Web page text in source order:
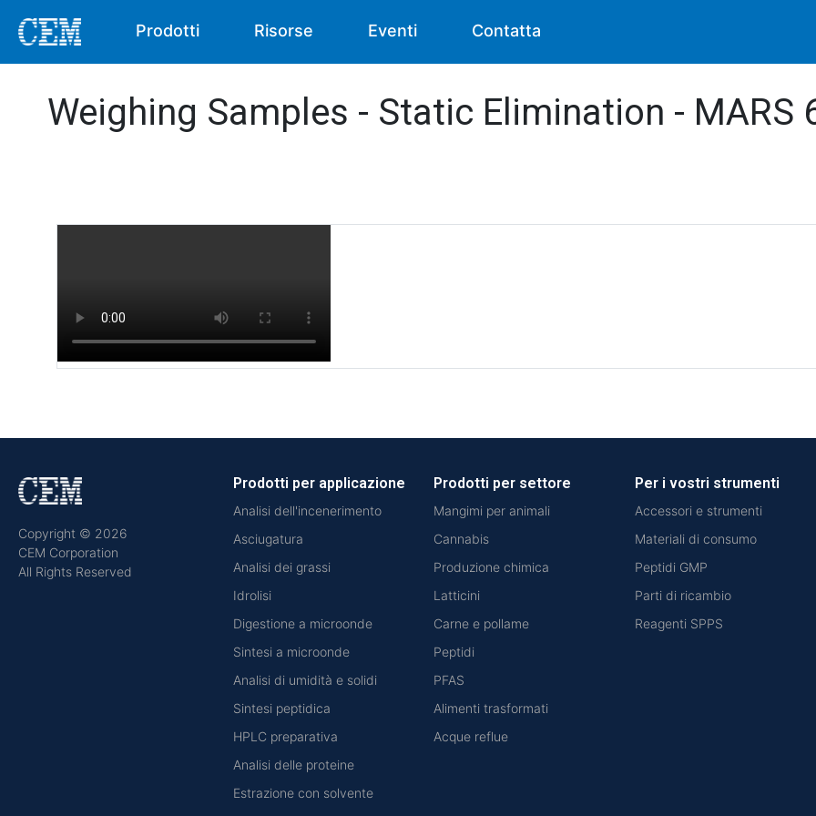
Prodotti Risorse Eventi Contatta
Weighing Samples - Static Elimination - MARS
Copyright © 2026
CEM Corporation
All Rights Reserved
Prodotti per applicazione
Analisi dell'incenerimento
Asciugatura
Analisi dei grassi
Idrolisi
Digestione a microonde
Sintesi a microonde
Analisi di umidità e solidi
Sintesi peptidica
HPLC preparativa
Analisi delle proteine
Estrazione con solvente
Prodotti per settore
Mangimi per animali
Cannabis
Produzione chimica
Latticini
Carne e pollame
Peptidi
PFAS
Alimenti trasformati
Acque reflue
Per i vostri strumenti
Accessori e strumenti
Materiali di consumo
Peptidi GMP
Parti di ricambio
Reagenti SPPS